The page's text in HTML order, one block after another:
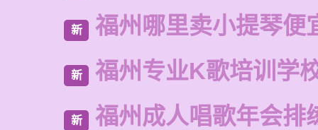
新 福州哪里卖小提琴便
新 福州专业K歌培训学
新 福州成人唱歌年会排